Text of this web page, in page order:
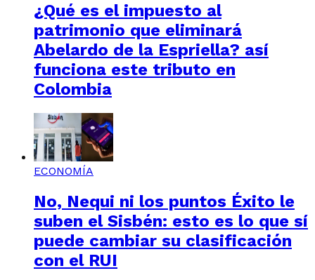
¿Qué es el impuesto al
patrimonio que eliminará
Abelardo de la Espriella? así
funciona este tributo en
Colombia
ECONOMÍA
No, Nequi ni los puntos Éxito le
suben el Sisbén: esto es lo que sí
puede cambiar su clasificación
con el RUI